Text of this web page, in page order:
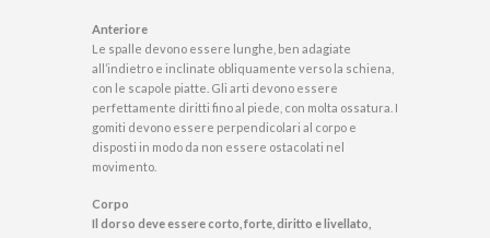
Anteriore
Le spalle devono essere lunghe, ben adagiate
all’indietro e inclinate obliquamente verso la schiena,
con le scapole piatte. Gli arti devono essere
perfettamente diritti fino al piede, con molta ossatura. I
gomiti devono essere perpendicolari al corpo e
disposti in modo da non essere ostacolati nel
movimento.
Corpo
Il dorso deve essere corto, forte, diritto e livellato,